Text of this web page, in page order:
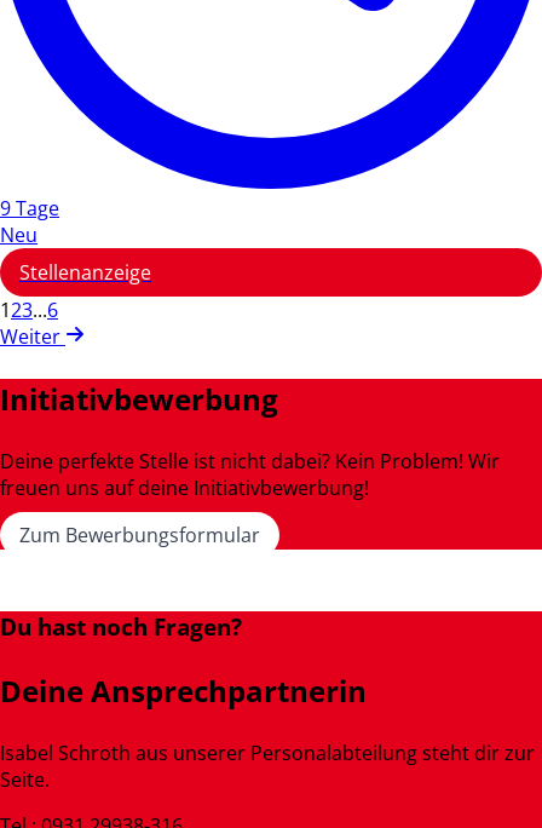
9 Tage
Neu
Stellenanzeige
123...6
Weiter
Initiativbewerbung
Deine perfekte Stelle ist nicht dabei? Kein Problem! Wir
freuen uns auf deine Initiativbewerbung!
Zum Bewerbungsformular
Du hast noch Fragen?
Deine Ansprechpartnerin
Isabel Schroth aus unserer Personalabteilung steht dir zur
Seite.